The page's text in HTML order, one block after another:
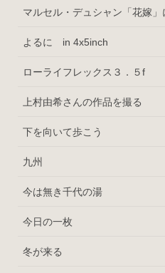
マルセル・デュシャン「花嫁」
よるに in 4x5inch
ローライフレックス３．５f
上村由希さんの作品を撮る
下を向いて歩こう
九州
今は無き千代の湯
今日の一枚
冬が来る